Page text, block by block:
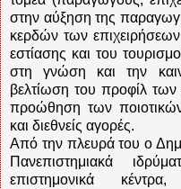
στην αύξηση της
κερδών των
εστίασης και του
στη γνώση και την
βελτίωση του προφίλ των
προώθηση των
και διεθνείς αγορές.
Από την πλευρά του ο
Πανεπιστημιακά
επιστημονικά